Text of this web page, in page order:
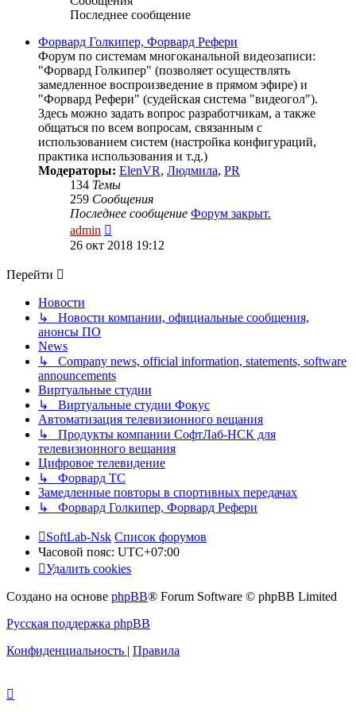
Последнее сообщение
Форвард Голкипер, Форвард Рефери
Форум по системам многоканальной видеозаписи:
"Форвард Голкипер" (позволяет осуществлять
замедленное воспроизведение в прямом эфире) и
"Форвард Рефери" (судейская система "видеогол").
Здесь можно задать вопрос разработчикам, а также
общаться по всем вопросам, связанным с
использованием систем (настройка конфигураций,
практика использования и т.д.)
Модераторы: ElenVR, Людмила, PR
134 Темы
259 Сообщения
Последнее сообщение Форум закрыт.
admin
к
26 окт 2018 19:12
Перейти
Новости
↳ Новости компании, официальные сообщения,
анонсы ПО
News
↳ Company news, official information, statements, software
announcements
Виртуальные студии
↳ Виртуальные студии Фокус
Автоматизация телевизионного вещания
↳ Продукты компании СофтЛаб-НСК для
телевизионного вещания
Цифровое телевидение
↳ Форвард ТС
Замедленные повторы в спортивных передачах
↳ Форвард Голкипер, Форвард Рефери
SoftLab-Nsk Список форумов
Часовой пояс: UTC+07:00
Удалить cookies
Создано на основе phpBB® Forum Software © phpBB Limited
Русская поддержка phpBB
Конфиденциальность | Правила